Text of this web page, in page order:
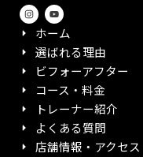
I
n
s
Y
o
u
t
u
b
e
ホーム
選ばれる理由
ビフォーアフター
コース・料金
トレーナー紹介
よくある質問
店舗情報・アクセス